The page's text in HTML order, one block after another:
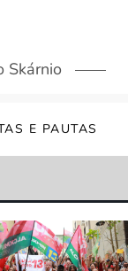
Skárnio
E PAUTAS